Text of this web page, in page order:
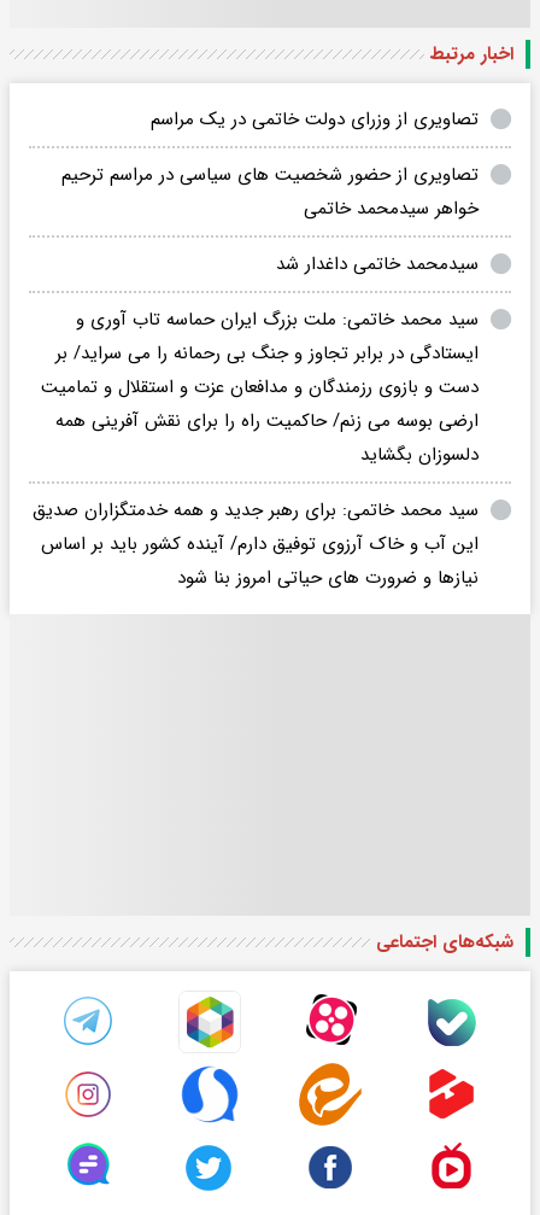
اخبار مرتبط
تصاویری از وزرای دولت خاتمی در یک مراسم
تصاویری از حضور شخصیت های سیاسی در مراسم ترحیم
خواهر سیدمحمد خاتمی
سیدمحمد خاتمی داغدار شد
سید محمد خاتمی: ملت بزرگ ایران حماسه تاب آوری و‌
ایستادگی در برابر تجاوز و جنگ بی رحمانه را می سراید/ بر
دست و بازوی رزمندگان و مدافعان عزت و استقلال و تمامیت
ارضی بوسه می زنم/ حاکمیت راه را برای نقش آفرینی همه
دلسوزان بگشاید
سید محمد خاتمی: برای رهبر جدید و همه خدمتگزاران صدیق
این آب و خاک آرزوی توفیق دارم/ آینده کشور باید بر اساس
نیازها و ضرورت های حیاتی امروز بنا شود
شبکه‌های اجتماعی